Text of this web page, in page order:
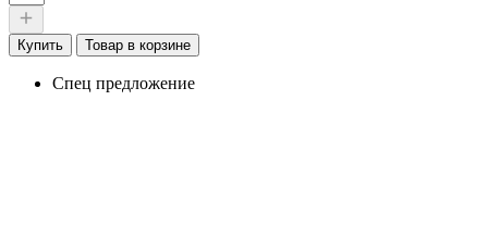
Купить Товар в корзине
Спец предложение